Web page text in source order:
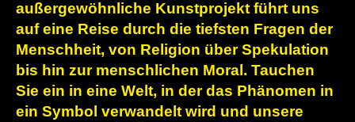
außergewöhnliche Kunstprojekt führt uns
auf eine Reise durch die tiefsten Fragen der
Menschheit, von Religion über Spekulation
bis hin zur menschlichen Moral. Tauchen
Sie ein in eine Welt, in der das Phänomen in
ein Symbol verwandelt wird und unsere